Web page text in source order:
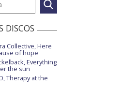
DISCOS
Collective, Here
of hope
Everything
the sun
Therapy at the